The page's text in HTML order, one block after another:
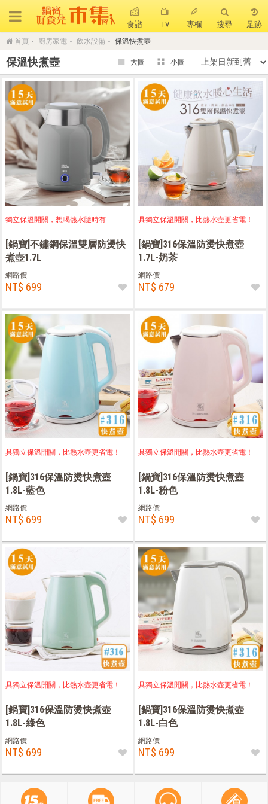
食譜 TV 專欄 搜尋 足跡
首頁 廚房家電 飲水設備 保溫快煮壺
保溫快煮壺
獨立保溫開關，想喝熱水隨時有
[鍋寶]不鏽鋼保溫雙層防燙快
煮壺1.7L
網路價
NT$ 699
具獨立保溫開關，比熱水壺更省電！
[鍋寶]316保溫防燙快煮壺
1.7L-奶茶
網路價
NT$ 679
具獨立保溫開關，比熱水壺更省電！
[鍋寶]316保溫防燙快煮壺
1.8L-藍色
網路價
NT$ 699
具獨立保溫開關，比熱水壺更省電！
[鍋寶]316保溫防燙快煮壺
1.8L-粉色
網路價
NT$ 699
具獨立保溫開關，比熱水壺更省電！
[鍋寶]316保溫防燙快煮壺
1.8L-綠色
網路價
NT$ 699
具獨立保溫開關，比熱水壺更省電！
[鍋寶]316保溫防燙快煮壺
1.8L-白色
網路價
NT$ 699
熱門搜尋
聚油不沾鍋 全球通吹風機 陶瓷不沾電鍋
珍珠粗吸管杯 可微波保鮮盒 大理石不沾鍋
分隔便當盒 金鑽不沾鍋 氣炸烤箱